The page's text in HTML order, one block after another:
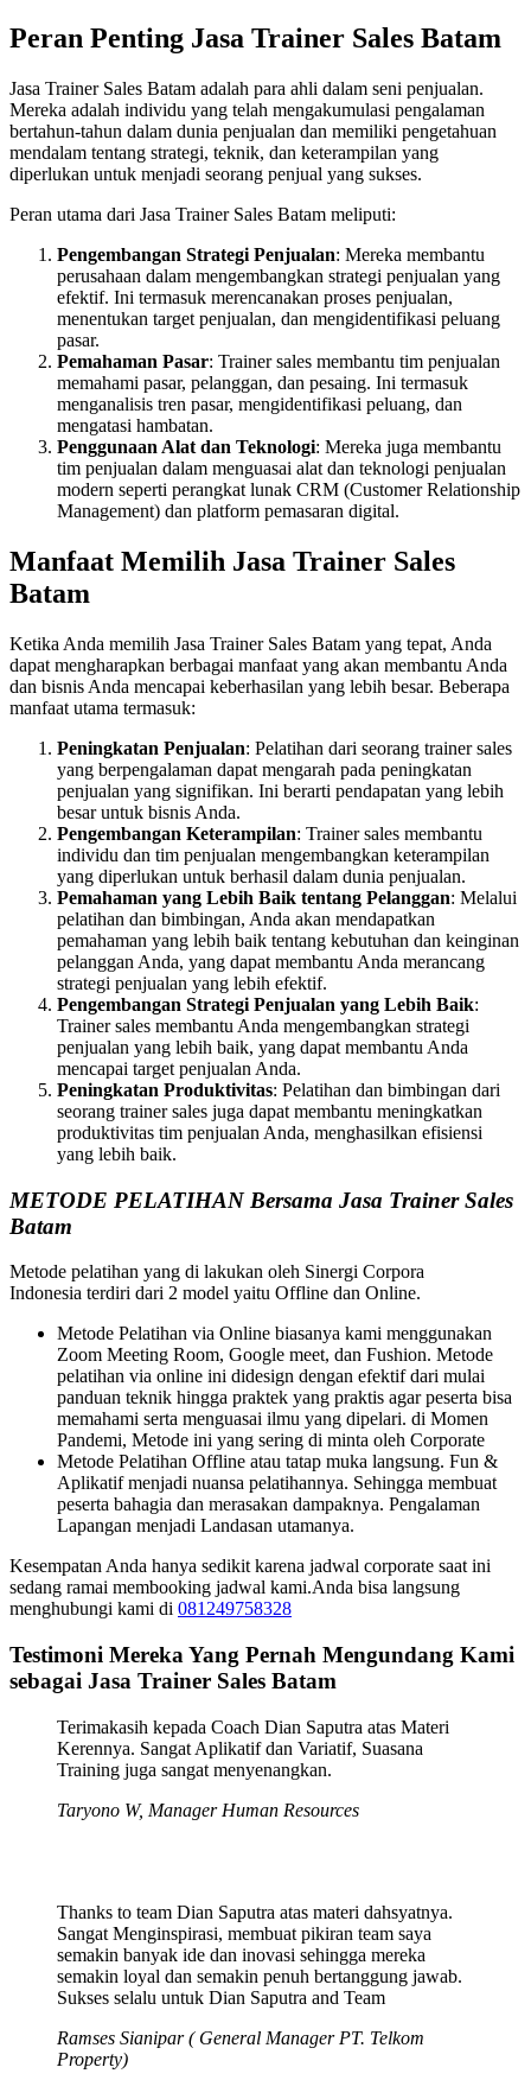
Peran Penting Jasa Trainer Sales Batam
Jasa Trainer Sales Batam adalah para ahli dalam seni penjualan.
Mereka adalah individu yang telah mengakumulasi pengalaman
bertahun-tahun dalam dunia penjualan dan memiliki pengetahuan
mendalam tentang strategi, teknik, dan keterampilan yang
diperlukan untuk menjadi seorang penjual yang sukses.
Peran utama dari Jasa Trainer Sales Batam meliputi:
Pengembangan Strategi Penjualan: Mereka membantu
perusahaan dalam mengembangkan strategi penjualan yang
efektif. Ini termasuk merencanakan proses penjualan,
menentukan target penjualan, dan mengidentifikasi peluang
pasar.
Pemahaman Pasar: Trainer sales membantu tim penjualan
memahami pasar, pelanggan, dan pesaing. Ini termasuk
menganalisis tren pasar, mengidentifikasi peluang, dan
mengatasi hambatan.
Penggunaan Alat dan Teknologi: Mereka juga membantu
tim penjualan dalam menguasai alat dan teknologi penjualan
modern seperti perangkat lunak CRM (Customer Relationship
Management) dan platform pemasaran digital.
Manfaat Memilih Jasa Trainer Sales
Batam
Ketika Anda memilih Jasa Trainer Sales Batam yang tepat, Anda
dapat mengharapkan berbagai manfaat yang akan membantu Anda
dan bisnis Anda mencapai keberhasilan yang lebih besar. Beberapa
manfaat utama termasuk:
Peningkatan Penjualan: Pelatihan dari seorang trainer sales
yang berpengalaman dapat mengarah pada peningkatan
penjualan yang signifikan. Ini berarti pendapatan yang lebih
besar untuk bisnis Anda.
Pengembangan Keterampilan: Trainer sales membantu
individu dan tim penjualan mengembangkan keterampilan
yang diperlukan untuk berhasil dalam dunia penjualan.
Pemahaman yang Lebih Baik tentang Pelanggan: Melalui
pelatihan dan bimbingan, Anda akan mendapatkan
pemahaman yang lebih baik tentang kebutuhan dan keinginan
pelanggan Anda, yang dapat membantu Anda merancang
strategi penjualan yang lebih efektif.
Pengembangan Strategi Penjualan yang Lebih Baik:
Trainer sales membantu Anda mengembangkan strategi
penjualan yang lebih baik, yang dapat membantu Anda
mencapai target penjualan Anda.
Peningkatan Produktivitas: Pelatihan dan bimbingan dari
seorang trainer sales juga dapat membantu meningkatkan
produktivitas tim penjualan Anda, menghasilkan efisiensi
yang lebih baik.
METODE PELATIHAN Bersama Jasa Trainer Sales
Batam
Metode pelatihan yang di lakukan oleh Sinergi Corpora
Indonesia terdiri dari 2 model yaitu Offline dan Online.
Metode Pelatihan via Online biasanya kami menggunakan
Zoom Meeting Room, Google meet, dan Fushion. Metode
pelatihan via online ini didesign dengan efektif dari mulai
panduan teknik hingga praktek yang praktis agar peserta bisa
memahami serta menguasai ilmu yang dipelari. di Momen
Pandemi, Metode ini yang sering di minta oleh Corporate
Metode Pelatihan Offline atau tatap muka langsung. Fun &
Aplikatif menjadi nuansa pelatihannya. Sehingga membuat
peserta bahagia dan merasakan dampaknya. Pengalaman
Lapangan menjadi Landasan utamanya.
Kesempatan Anda hanya sedikit karena jadwal corporate saat ini
sedang ramai membooking jadwal kami.Anda bisa langsung
menghubungi kami di 081249758328
Testimoni Mereka Yang Pernah Mengundang Kami
sebagai Jasa Trainer Sales Batam
Terimakasih kepada Coach Dian Saputra atas Materi
Kerennya. Sangat Aplikatif dan Variatif, Suasana
Training juga sangat menyenangkan.
Taryono W, Manager Human Resources
Thanks to team Dian Saputra atas materi dahsyatnya.
Sangat Menginspirasi, membuat pikiran team saya
semakin banyak ide dan inovasi sehingga mereka
semakin loyal dan semakin penuh bertanggung jawab.
Sukses selalu untuk Dian Saputra and Team
Ramses Sianipar ( General Manager PT. Telkom
Property)